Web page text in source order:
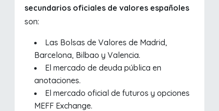
secundarios oficiales de valores españoles
son:
Las Bolsas de Valores de Madrid,
Barcelona, Bilbao y Valencia.
El mercado de deuda pública en
anotaciones.
El mercado oficial de futuros y opciones
MEFF Exchange.